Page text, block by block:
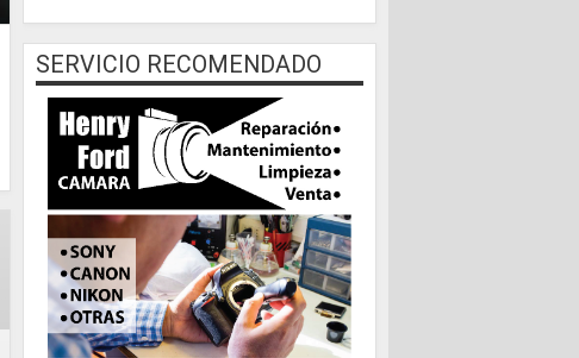
SERVICIO RECOMENDADO